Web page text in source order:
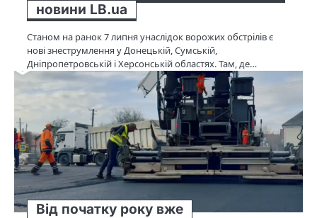
новини LB.ua
Станом на ранок 7 липня унаслідок ворожих обстрілів є
нові знеструмлення у Донецькій, Сумській,
Дніпропетровській і Херсонській областях. Там, де…
Від початку року вже